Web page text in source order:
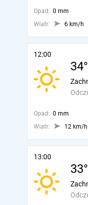
Opad: 0 mm
Wiatr:
6 km/h
12:00
Opad: 0 mm
Wiatr:
12 km/h
13:00